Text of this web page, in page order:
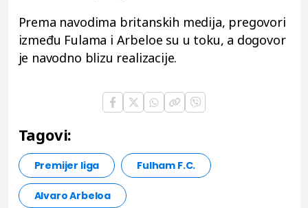
Prema navodima britanskih medija, pregovori
između Fulama i Arbeloe su u toku, a dogovor
je navodno blizu realizacije.
Tagovi:
Premijer liga Fulham F.C.
Alvaro Arbeloa